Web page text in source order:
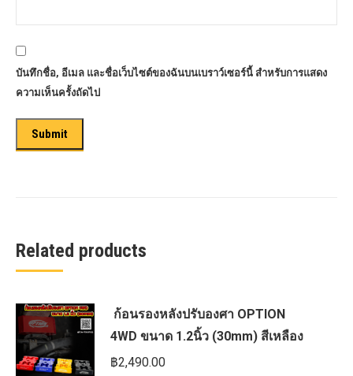
บันทึกชื่อ, อีเมล และชื่อเว็บไซต์ของฉันบนเบราว์เซอร์นี้ สำหรับการแสดง
ความเห็นครั้งถัดไป
Related products
ก้อนรองหลังปรับองศา OPTION
4WD ขนาด 1.2นิ้ว (30mm) สีเหลือง
฿2,490.00